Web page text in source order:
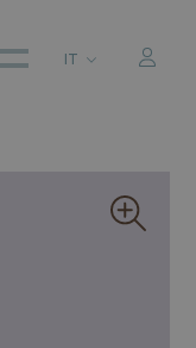
IT
DEUTSCH